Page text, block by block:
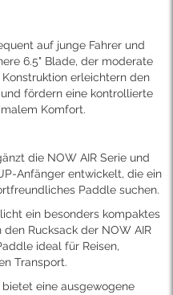
auf junge Fahrer und
6.5" Blade, der moderate
erleichtern den
fördern eine kontrollierte
Komfort.
die NOW AIR Serie und
Anfänger entwickelt, die ein
Paddle suchen.
ein besonders kompaktes
Rucksack der NOW AIR
ideal für Reisen,
Transport.
bietet eine ausgewogene